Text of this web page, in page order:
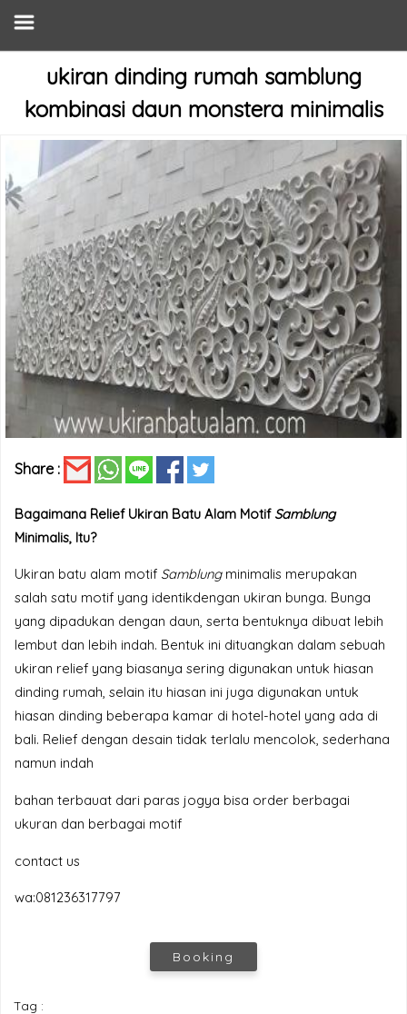
ukiran dinding rumah samblung
kombinasi daun monstera minimalis
Share :
Bagaimana Relief Ukiran Batu Alam Motif Samblung
Minimalis, Itu?
Ukiran batu alam motif Samblungminimalis merupakan
salah satu motif yang identikdengan ukiran bunga. Bunga
yang dipadukan dengan daun, serta bentuknya dibuat lebih
lembut dan lebih indah. Bentuk ini dituangkan dalam sebuah
ukiran relief yang biasanya sering digunakan untuk hiasan
dinding rumah, selain itu hiasan ini juga digunakan untuk
hiasan dinding beberapa kamar di hotel-hotel yang ada di
bali. Relief dengan desain tidak terlalu mencolok, sederhana
namun indah
bahan terbauat dari paras jogya bisa order berbagai
ukuran dan berbagai motif
contact us
wa:081236317797
Booking
Tag :